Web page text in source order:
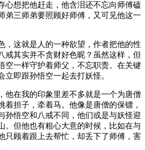
心想把他赶走，他含泪还不忘向师傅磕
弟三师弟要照顾好师傅，又可见他这一
，这就是人的一种欲望，作者把他的性
戒其实并不贪财好色昵？虽然这样，但
空一样守护着师父，不忘职责。在关键
立即跟孙悟空一起去打妖怪。
他在我的印象里差不多就是一个为唐僧
着担子，牵着马。他像是唐僧的保镖，
孙悟空和八戒不同，他们或是与妖怪迎
。但他也有粗心大意的时候，比如在与
只顾着跟上去帮忙，却丢下了师傅，害